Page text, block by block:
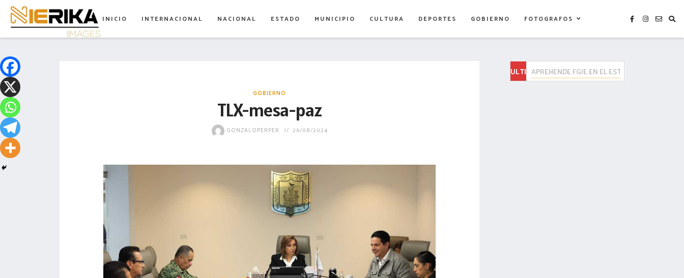
INICIO INTERNACIONAL NACIONAL ESTADO MUNICIPIO CULTURA DEPORTES GOBIERNO FOTOGRAFOS
GOBIERNO
TLX-mesa-paz
GONZALOPERPER 26/08/2024
ULTIMASCarlos López Suárez, sostuvo una reunión de
aamtlax
abanderamiento
abasto
abejas
abogadas
abuelos
acceso
accidente